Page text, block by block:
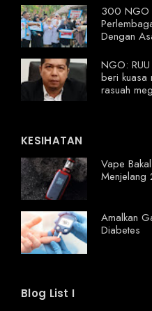
300 NGO
Dengan
NGO:
beri kuasa
rasuah
KESIHATAN
Vape
Amalkan
Diabetes
Blog List I